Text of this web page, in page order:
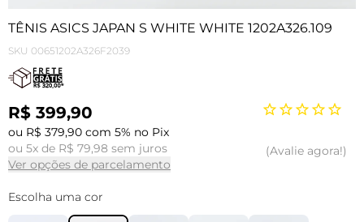
TÊNIS ASICS JAPAN S WHITE WHITE 1202A326.109
SKU 00651202A326F2039
R$ 399,90
ou R$ 379,90 com 5% no Pix
ou 5x de R$ 79,98 sem juros
Ver opções de parcelamento
Avalie agora!
Escolha uma cor